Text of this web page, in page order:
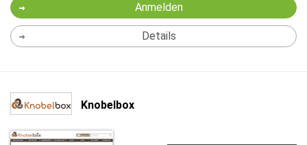
Anmelden
Details
Knobelbox